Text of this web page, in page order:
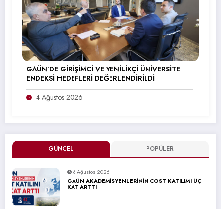
GÜNCEL POPÜLER
6 Ağustos 2026
GAÜN AKADEMİSYENLERİNİN COST KATILIMI ÜÇ
KAT ARTTI
GAÜN’DE GİRİŞİMCİ VE YENİLİKÇİ ÜNİVERSİTE
ENDEKSİ HEDEFLERİ DEĞERLENDİRİLDİ
4 Ağustos 2026